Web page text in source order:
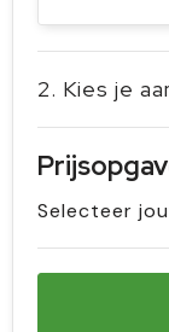
2. Kies je
Selecteer